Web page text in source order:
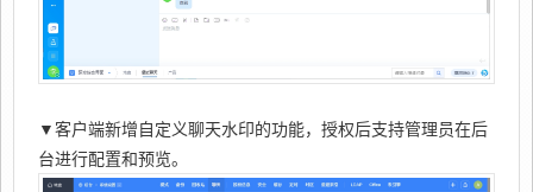
▼客户端新增自定义聊天水印的功能，授权后支持管理员在后
台进行配置和预览。